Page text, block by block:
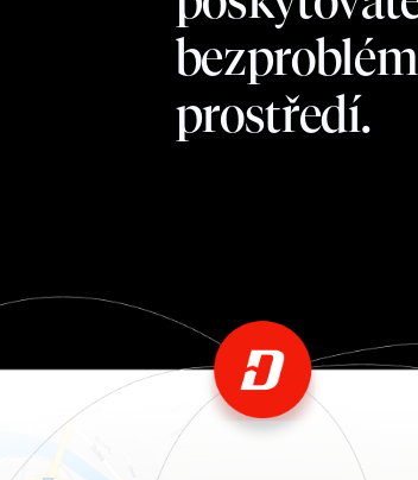
prostředí.